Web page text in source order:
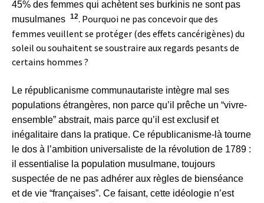
45% des femmes qui achètent ses burkinis ne sont pas
musulmanes 12. Pourquoi ne pas concevoir que des
femmes veuillent se protéger (des effets cancérigènes) du
soleil ou souhaitent se soustraire aux regards pesants de
certains hommes ?
Le républicanisme communautariste intègre mal ses
populations étrangères, non parce qu’il prêche un “vivre-
ensemble” abstrait, mais parce qu’il est exclusif et
inégalitaire dans la pratique. Ce républicanisme-là tourne
le dos à l’ambition universaliste de la révolution de 1789 :
il essentialise la population musulmane, toujours
suspectée de ne pas adhérer aux règles de bienséance
et de vie “françaises”. Ce faisant, cette idéologie n’est